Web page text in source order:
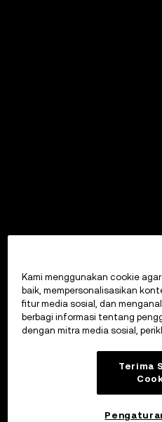
Kami menggunakan cookie
baik, mempersonalisasikan
fitur media sosial, dan
berbagi informasi tentang
dengan mitra media sosial,
Terima